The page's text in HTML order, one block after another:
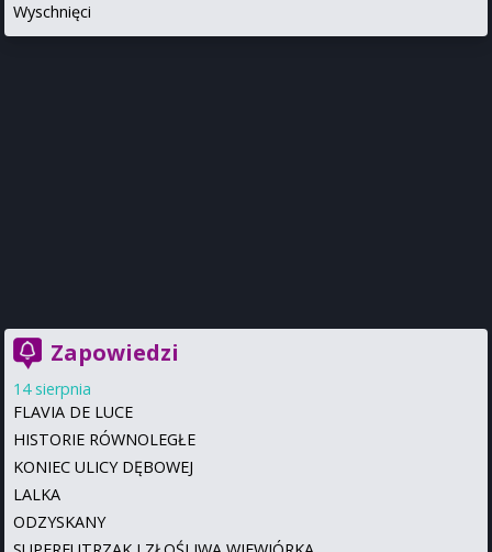
Wyschnięci
Zapowiedzi
14 sierpnia
FLAVIA DE LUCE
HISTORIE RÓWNOLEGŁE
KONIEC ULICY DĘBOWEJ
LALKA
ODZYSKANY